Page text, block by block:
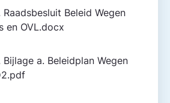
Raadsbesluit Beleid Wegen
en OVL.docx
Bijlage a. Beleidplan Wegen